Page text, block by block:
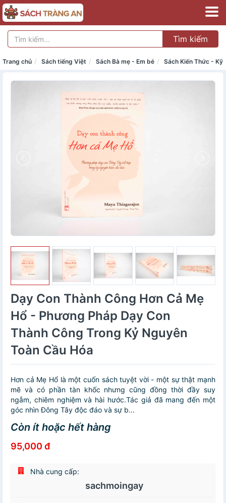
Tìm kiếm
Trang chủ Sách tiếng Việt Sách Bà mẹ - Em bé Sách Kiến Thức - Kỹ
Dạy Con Thành Công Hơn Cả Mẹ
Hổ - Phương Pháp Dạy Con
Thành Công Trong Kỷ Nguyên
Toàn Cầu Hóa
Hơn cả Mẹ Hổ là một cuốn sách tuyệt vời - một sự thật mạnh
mẽ và có phần tàn khốc nhưng cũng đồng thời đầy suy
ngẫm, chiêm nghiệm và hài hước.Tác giả đã mang đến một
góc nhìn Đông Tây độc đáo và sự b...
Còn ít hoặc hết hàng
95,000 đ
Nhà cung cấp:
sachmoingay